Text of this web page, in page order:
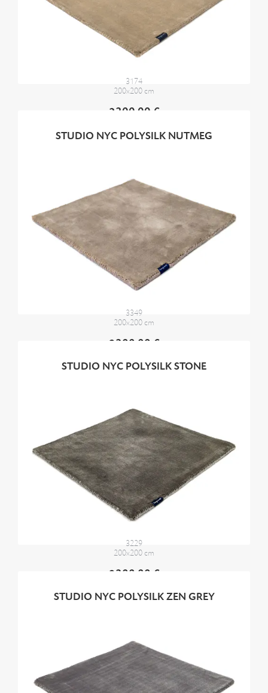
3174
200x200 cm
2300,00 €
STUDIO NYC POLYSILK NUTMEG
3349
200x200 cm
2300,00 €
STUDIO NYC POLYSILK STONE
3229
200x200 cm
2300,00 €
STUDIO NYC POLYSILK ZEN GREY